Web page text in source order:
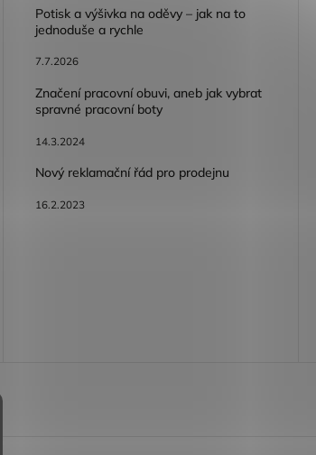
Potisk a výšivka na oděvy – jak na to
jednoduše a rychle
7.7.2026
Značení pracovní obuvi, aneb jak vybrat
spravné pracovní boty
14.3.2024
Nový reklamační řád pro prodejnu
16.2.2023